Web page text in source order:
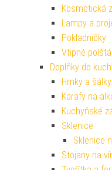
Kosmetická
Lampy a
Pokladničky
Vtipné
Doplňky do
Hrnky a šálky
Karafy na
Kuchyňské
Sklenice
Sklenice
Stojany na